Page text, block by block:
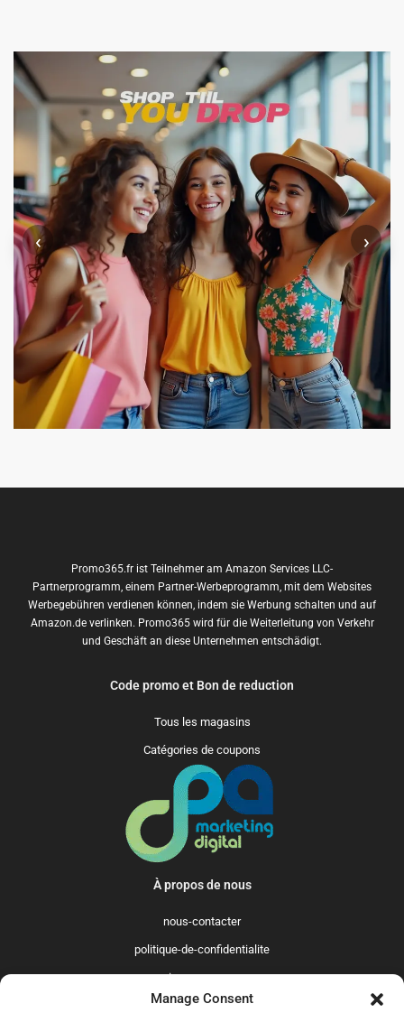
Manage Consent
‹ ›
Promo365.fr ist Teilnehmer am Amazon Services LLC-
Partnerprogramm, einem Partner-Werbeprogramm, mit dem Websites
Werbegebühren verdienen können, indem sie Werbung schalten und auf
Amazon.de verlinken. Promo365 wird für die Weiterleitung von Verkehr
und Geschäft an diese Unternehmen entschädigt.
Code promo et Bon de reduction
Tous les magasins
Catégories de coupons
À propos de nous
nous-contacter
politique-de-confidentialite
qui-sommes-nous